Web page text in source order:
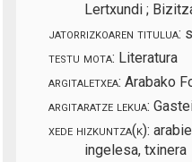
Lertxundi ;
jatorrizkoaren titulua:
testu mota: Literatura
argitaletxea: Arabako
argitaratze lekua:
xede hizkuntza(k):
ingelesa, txinera